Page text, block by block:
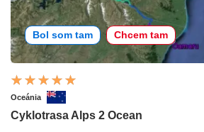
Bol som tam Chcem tam
Oceánia
Cyklotrasa Alps 2 Ocean